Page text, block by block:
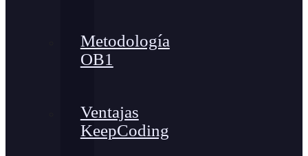
Metodología
OB1
Ventajas
KeepCoding